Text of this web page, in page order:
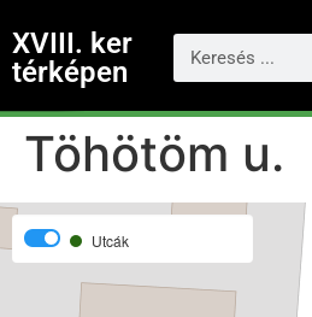
XVIII. ker
térképen
Töhötöm u.
Utcák